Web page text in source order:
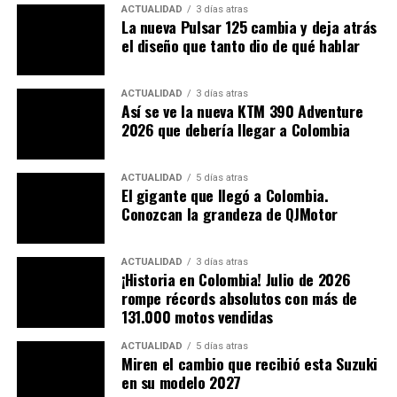
en luz de leed y un nuevo mono amortiguador con gas
nitrox expuesto a la vista, como ya es costumbre en las
que traen este tipo de amortiguación. En los laterales
muestra y se viste con ese nuevo marco perimetral en
acero, complementado magistralmente con unos
plásticos de trazos rectos que contribuyen con esa
agresividad que proyecta, y que de paso facilitan al
tanque continuando este último (cubierta plástica), con
esas líneas rectas y una extensión tipo bandeja hacia
salen los discos en las dos ruedas lobulados, muy bien
maquinados en sus figuras, destacándose sobre todo el
delantero que está más expuesto; al frente retoma
cierto aire a la honda CB 1000R, un faro con rasgos
alargados hacia los extremos altos que en conjunto con
los pilotos bajos, nos recuerda una mantis religiosa, una
ACTUALIDAD 3 días atras
La nueva Pulsar 125 cambia y deja atrás
el diseño que tanto dio de qué hablar
ACTUALIDAD 3 días atras
Así se ve la nueva KTM 390 Adventure
2026 que debería llegar a Colombia
ACTUALIDAD 5 días atras
El gigante que llegó a Colombia.
Conozcan la grandeza de QJMotor
ACTUALIDAD 3 días atras
¡Historia en Colombia! Julio de 2026
rompe récords absolutos con más de
131.000 motos vendidas
ACTUALIDAD 5 días atras
Miren el cambio que recibió esta Suzuki
en su modelo 2027